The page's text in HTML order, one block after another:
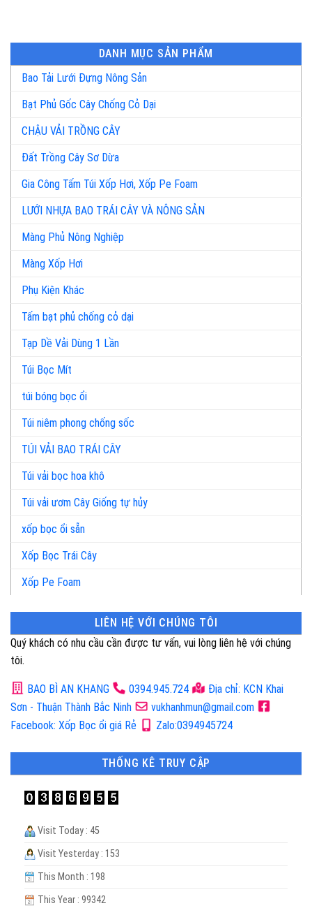
DANH MỤC SẢN PHẨM
Bao Tải Lưới Đựng Nông Sản
Bạt Phủ Gốc Cây Chống Cỏ Dại
CHẬU VẢI TRỒNG CÂY
Đất Trồng Cây Sơ Dừa
Gia Công Tấm Túi Xốp Hơi, Xốp Pe Foam
LƯỚI NHỰA BAO TRÁI CÂY VÀ NÔNG SẢN
Màng Phủ Nông Nghiệp
Màng Xốp Hơi
Phụ Kiện Khác
Tấm bạt phủ chống cỏ dại
Tạp Dề Vải Dùng 1 Lần
Túi Bọc Mít
túi bóng bọc ổi
Túi niêm phong chống sốc
TÚI VẢI BAO TRÁI CÂY
Túi vải bọc hoa khô
Túi vải ươm Cây Giống tự hủy
xốp bọc ổi sẵn
Xốp Bọc Trái Cây
Xốp Pe Foam
LIÊN HỆ VỚI CHÚNG TÔI
Quý khách có nhu cầu cần được tư vấn, vui lòng liên hệ với chúng
tôi.
BAO BÌ AN KHANG 0394.945.724
Địa chỉ: KCN Khai
Sơn - Thuận Thành Bắc Ninh
vukhanhmun@gmail.com
Facebook: Xốp Bọc ổi giá Rẻ
Zalo:0394945724
THỐNG KÊ TRUY CẬP
Visit Today : 45
Visit Yesterday : 153
This Month : 198
This Year : 99342